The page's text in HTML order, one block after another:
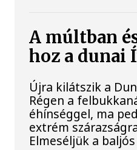
A múltban
hoz a dunai
Újra kilátszik a
Régen a
éhínséggel, ma
extrém
Elmeséljük a